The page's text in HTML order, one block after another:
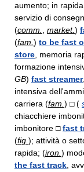
aumento; in
servizio di
(comm. market.)
(fam. ) to be fast
store , memoria
formazione
GB) fast streamer
intensiva
carriera (fam. ) □ (
chiacchiere
imbonitore □fast
(fig. ); attività o
rapida; (iron. )
the fast track ,